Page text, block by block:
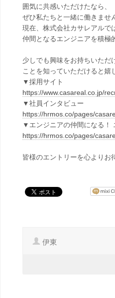
囲気に共感いただけたなら、
ぜひ私たちと一緒に働きませ
現在、株式会社カサレアルで
仲間となるエンジニアを積極
少しでも興味をお持ちいただ
ことを知っていただけると嬉
▼採用サイト
https://www.casareal.co.jp/
▼社員インタビュー
https://hrmos.co/pages/
▼エンジニアの仲間になる！
https://hrmos.co/pages/
皆様のエントリーを心よりお
伊東